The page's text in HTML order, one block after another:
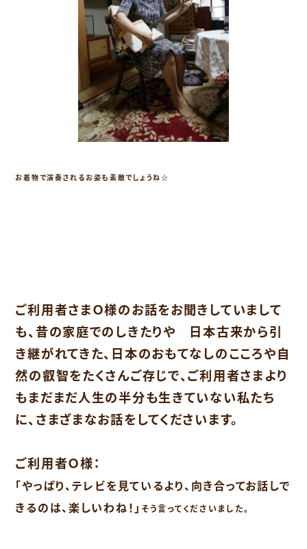
お着物で演奏されるお姿も素敵でしょうね☆
ご利用者さまＯ様のお話をお聞きしていまして
も、昔の家庭でのしきたりや 日本古来から引
き継がれてきた、日本のおもてなしのこころや自
然の叡智をたくさんご存じで、ご利用者さまより
もまだまだ人生の半分も生きていない私たち
に、さまざまなお話をしてくださいます。
ご利用者Ｏ様：
「やっぱり、テレビを見ているより、向き合ってお話しで
きるのは、楽しいわね！」 そう言ってくださいました。